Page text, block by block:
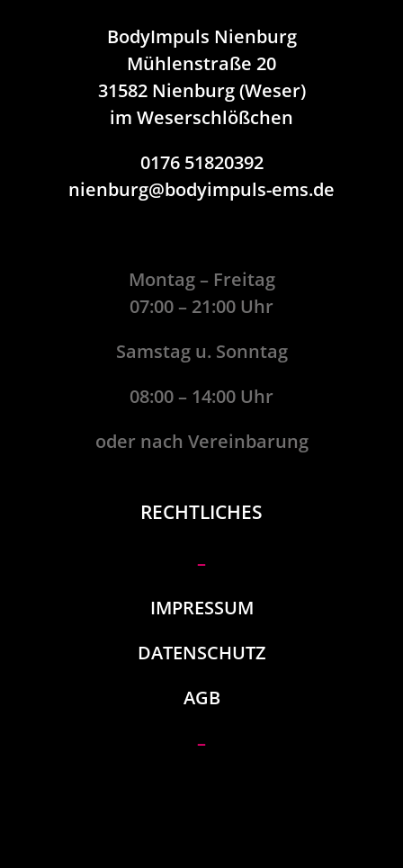
BodyImpuls Nienburg
Mühlenstraße 20
31582 Nienburg (Weser)
im Weserschlößchen
0176 51820392
nienburg@bodyimpuls-ems.de
Montag – Freitag
07:00 – 21:00 Uhr
Samstag u. Sonntag
08:00 – 14:00 Uhr
oder nach Vereinbarung
RECHTLICHES
–
IMPRESSUM
DATENSCHUTZ
AGB
–